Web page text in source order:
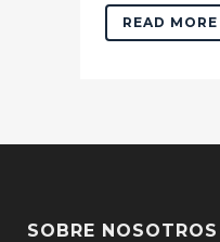
READ MORE
SOBRE NOSOTROS